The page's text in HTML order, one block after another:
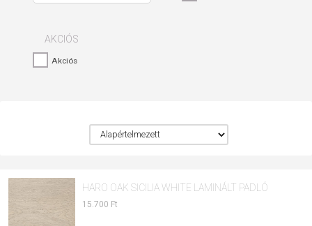
AKCIÓS
Akciós
HARO OAK SICILIA WHITE LAMINÁLT PADLÓ
15.700 Ft